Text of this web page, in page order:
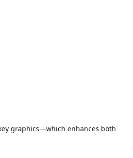
graphics—which enhances both